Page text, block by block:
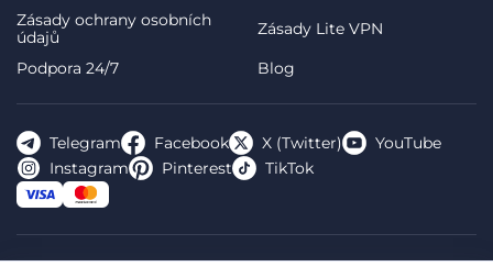
Zásady ochrany osobních
údajů
Zásady Lite VPN
Podpora 24/7
Blog
Telegram Facebook X (Twitter)
YouTube
Instagram
Pinterest TikTok